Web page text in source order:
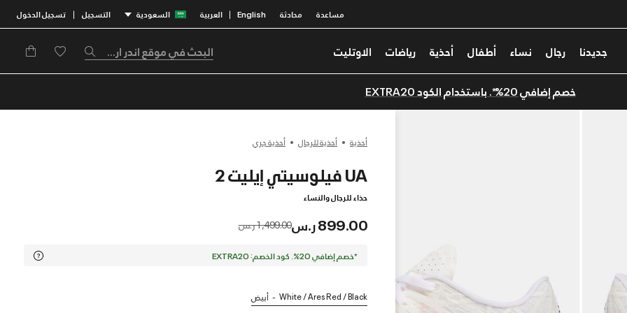
مساعدة محادثة English
| العربية السعودية التسجيل | تسجيل الدخول
جديدنا رجال نساء أطفال أحذية رياضات الاوتليت
خصم إضافي 20%*. باستخدام الكود EXTRA20
أحذية أحذية للرجال أحذية جري
UA فيلوسيتي إيليت 2
حذاء للرجال والنساء
899.00 ر.س Price reduced from
1,499.00 ر.س to
*خصم إضافي 20%. كود الخصم: EXTRA20
White / Ares Red / Black أبيض